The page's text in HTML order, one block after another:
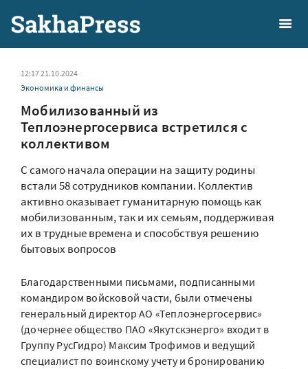
12:17 21.10.2024
Экономика и финансы
Мобилизованный из
Теплоэнергосервиса встретился с
коллективом
С самого начала операции на защиту родины
встали 58 сотрудников компании. Коллектив
активно оказывает гуманитарную помощь как
мобилизованным, так и их семьям, поддерживая
их в трудные времена и способствуя решению
бытовых вопросов
Благодарственными письмами, подписанными
командиром войсковой части, были отмечены
генеральный директор АО «Теплоэнергосервис»
(дочернее общество ПАО «Якутскэнерго» входит в
Группу РусГидро) Максим Трофимов и ведущий
специалист по воинскому учету и бронированию